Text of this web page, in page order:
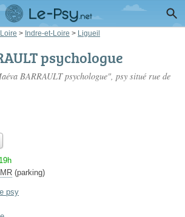
> Indre-et-Loire > Ligueil
psychologue
BARRAULT psychologue", psy situé rue de
(parking)
psy